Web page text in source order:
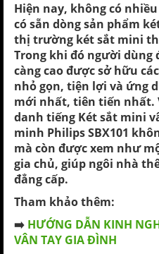
Hiện nay, không có
có sẵn dòng sản phẩm
thị trường két sắt mini
Trong khi đó người dùng
càng cao được sở hữu
nhỏ gọn, tiện lợi và ứng
mới nhất, tiên tiến nhất.
danh tiếng Két sắt mini
minh Philips SBX101
mà còn được xem như
gia chủ, giúp ngôi nhà
đẳng cấp.
Tham khảo thêm:
➡️ HƯỚNG DẪN KINH
VÂN TAY GIA ĐÌNH